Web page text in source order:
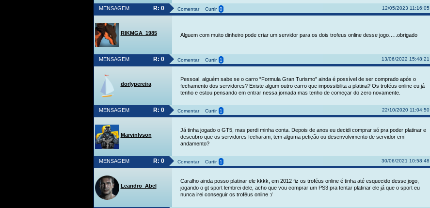
MENSAGEM R: 0 Comentar Curtir 0 12/05/2023 11:16:05
RIKMGA_1985 Alguem com muito dinheiro pode criar um servidor para os dois trofeus online desse jogo…..obrigado
MENSAGEM R: 0 Comentar Curtir 1 13/06/2022 15:48:21
dorlypereira
Pessoal, alguém sabe se o carro “Formula Gran Turismo” ainda é possível de ser comprado após o
fechamento dos servidores? Existe algum outro carro que impossibilita a platina? Os troféus online eu já
tenho e estou pensando em entrar nessa jornada mas tenho de começar do zero novamente.
MENSAGEM R: 0 Comentar Curtir 1 22/10/2020 11:04:50
MarvinIvson
Já tinha jogado o GT5, mas perdi minha conta. Depois de anos eu decidi comprar só pra poder platinar e
descubro que os servidores fecharam, tem alguma petição ou desenvolvimento de servidor em
andamento?
MENSAGEM R: 0 Comentar Curtir 1 30/06/2021 10:58:48
Leandro_Abel
Caralho ainda posso platinar ele kkkk, em 2012 fiz os troféus online é tinha até esquecido desse jogo,
jogando o gt sport lembrei dele, acho que vou comprar um PS3 pra tentar platinar ele já que o sport eu
nunca irei conseguir os troféus online :/